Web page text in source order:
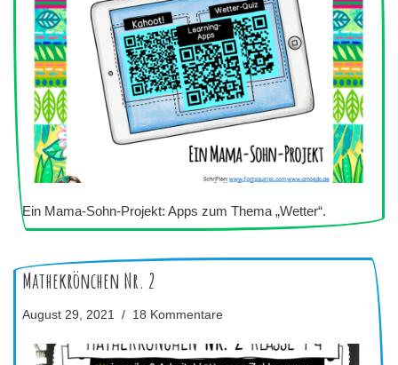
Ein Mama-Sohn-Projekt: Apps zum Thema „Wetter“.
Mathekrönchen Nr. 2
August 29, 2021 18 Kommentare